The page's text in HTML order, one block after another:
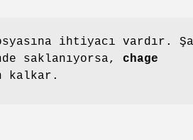
ihtiyacı vardır.
saklanıyorsa, chage
kalkar.